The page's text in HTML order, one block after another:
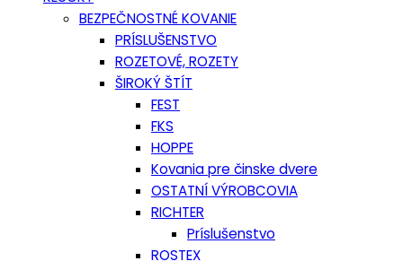
BEZPEČNOSTNÉ KOVANIE
PRÍSLUŠENSTVO
ROZETOVÉ, ROZETY
ŠIROKÝ ŠTÍT
FEST
FKS
HOPPE
Kovania pre činske dvere
OSTATNÍ VÝROBCOVIA
RICHTER
Príslušenstvo
ROSTEX